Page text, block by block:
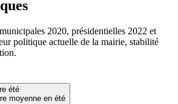
été
moyenne en été
2020, présidentielles 2022 et
politique actuelle de la mairie, stabilité